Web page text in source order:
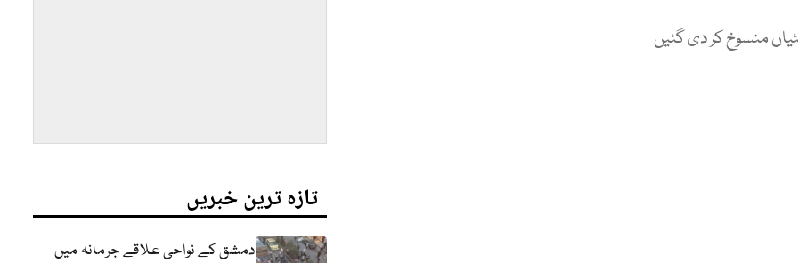
منسوخ کر دی گئیں
تازہ ترین خبریں
دمشق کے نواحی علاقے جرمانہ میں